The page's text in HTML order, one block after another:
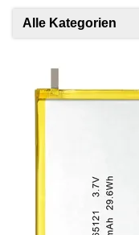
Alle Kategorien